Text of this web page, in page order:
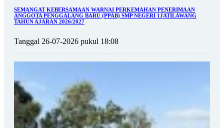
SEMANGAT KEBERSAMAAN WARNAI PERKEMAHAN PENERIMAAN
ANGGOTA PENGGALANG BARU (PPAB) SMP NEGERI 1JATILAWANG
TAHUN AJARAN 2026/2027
Tanggal 26-07-2026 pukul 18:08